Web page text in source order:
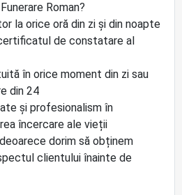
Roman?
la orice oră din zi și din noapte
de constatare al
în orice moment din zi sau
din 24
și profesionalism în
încercare ale vieții
dorim să obținem
clientului înainte de